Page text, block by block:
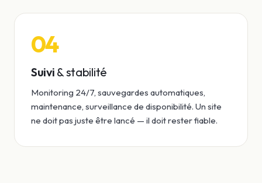
04
Suivi & stabilité
Monitoring 24/7, sauvegardes automatiques,
maintenance, surveillance de disponibilité. Un site
ne doit pas juste être lancé — il doit rester fiable.